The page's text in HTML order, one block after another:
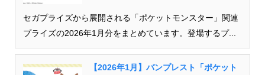
セガプライズから展開される「ポケットモンスター」関連
プライズの2026年1月分をまとめています。登場するプ...
【2026年1月】バンプレスト「ポケット